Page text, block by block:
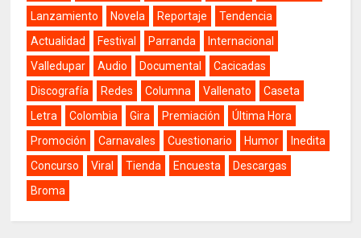
Lanzamiento
Novela Reportaje
Tendencia
Actualidad
Festival Parranda
Internacional
Valledupar
Audio Documental
Cacicadas
Discografía
Redes Columna Vallenato
Caseta
Letra
Colombia Gira Premiación
Última Hora
Promoción
Carnavales Cuestionario Humor
Inedita
Concurso
Viral Tienda Encuesta
Descargas
Broma